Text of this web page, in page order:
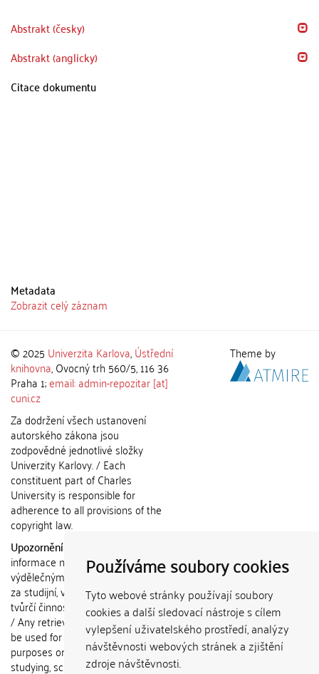
Používáme soubory cookies
Tyto webové stránky používají soubory
cookies a další sledovací nástroje s cílem
vylepšení uživatelského prostředí, analýzy
návštěvnosti webových stránek a zjištění
zdroje návštěvnosti.
Abstrakt (česky)
Abstrakt (anglicky)
Citace dokumentu
Metadata
Zobrazit celý záznam
© 2025 Univerzita Karlova,Ústřední
knihovna, Ovocný trh 560/5, 116 36
Praha 1;email: admin-repozitar [at]
cuni.cz
Za dodržení všech ustanovení
autorského zákona jsou
zodpovědné jednotlivé složky
Univerzity Karlovy. / Each
constituent part of Charles
University is responsible for
adherence to all provisions of the
copyright law.
Upozornění / Notice:
informace nemohou být použity k
výdělečným účelům nebo vydávány
za studijní, vědeckou nebo jinou
tvůrčí činnost jiné osoby než autora.
/ Any retrieved information shall not
be used for any commercial
purposes or claimed as results of
studying, scientific or any other
Theme by